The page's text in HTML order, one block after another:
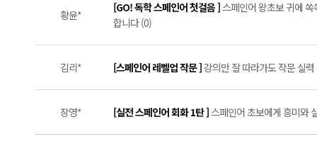
황윤*
[GO! 독학 스페인어 첫걸음 ]스페인어 왕초보 귀에
합니다 (0)
김리* [스페인어 레벨업 작문 ]강의만 잘 따라가도 작문 실
장영* [실전 스페인어 회화 1탄 ]스페인어 초보에게 흥미와